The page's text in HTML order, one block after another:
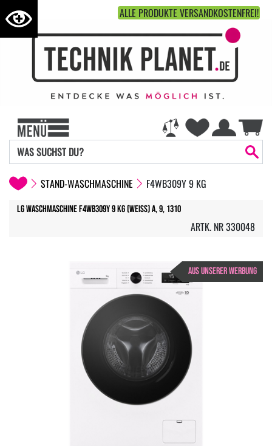
ALLE PRODUKTE VERSANDKOSTENFREI!
STAND-WASCHMASCHINE F4WB309Y 9 KG
LG Waschmaschine F4WB309Y 9 kg (weiss) A, 9, 1310
ARTK. NR 330048
AUS UNSERER WERBUNG